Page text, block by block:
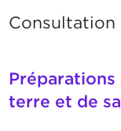
Consultation
terre et de